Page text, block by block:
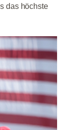
das höchste